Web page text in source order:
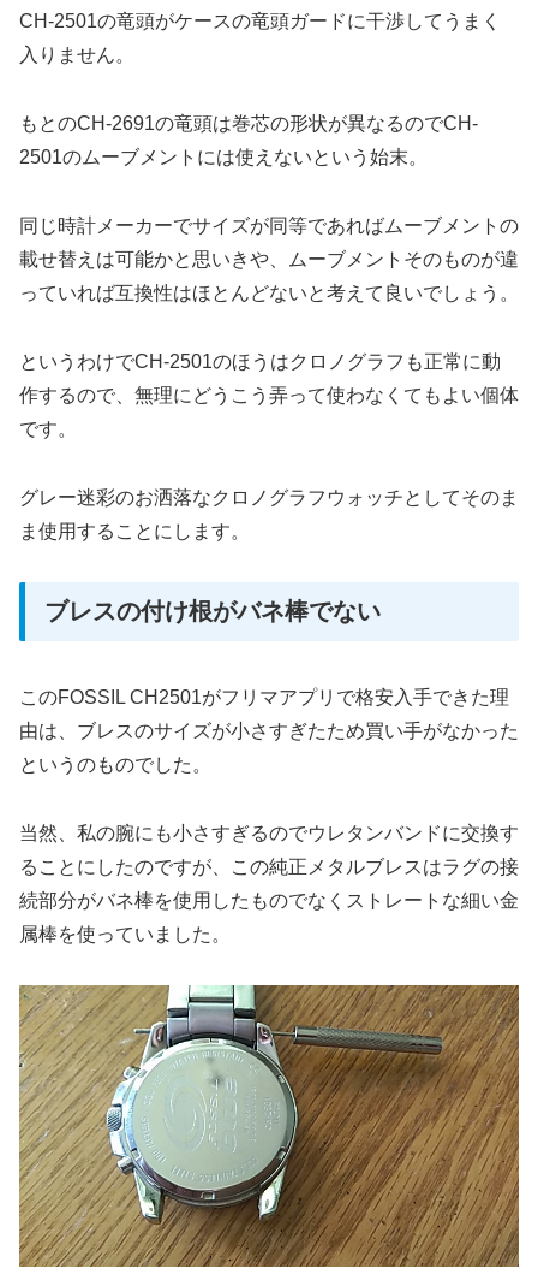
CH-2501の竜頭がケースの竜頭ガードに干渉してうまく
入りません。
もとのCH-2691の竜頭は巻芯の形状が異なるのでCH-
2501のムーブメントには使えないという始末。
同じ時計メーカーでサイズが同等であればムーブメントの
載せ替えは可能かと思いきや、ムーブメントそのものが違
っていれば互換性はほとんどないと考えて良いでしょう。
というわけでCH-2501のほうはクロノグラフも正常に動
作するので、無理にどうこう弄って使わなくてもよい個体
です。
グレー迷彩のお洒落なクロノグラフウォッチとしてそのま
ま使用することにします。
ブレスの付け根がバネ棒でない
このFOSSIL CH2501がフリマアプリで格安入手できた理
由は、ブレスのサイズが小さすぎたため買い手がなかった
というのものでした。
当然、私の腕にも小さすぎるのでウレタンバンドに交換す
ることにしたのですが、この純正メタルブレスはラグの接
続部分がバネ棒を使用したものでなくストレートな細い金
属棒を使っていました。